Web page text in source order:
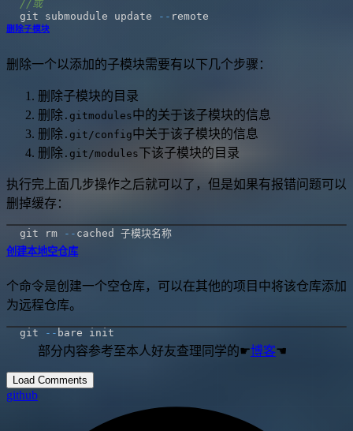
//或
git submoudule update
--
删除子模块
删除一个以添加的子模块需要有以下几个步骤：
删除子模块的目录
删除 .gitmodules中的关于该子模块的信息
删除 .git/config中关于该子模块的信息
删除 .git/modules下该子模块的目录
执行完上面几步操作之后就可以了，但是如果有报错问题可以
删掉缓存：
git rm --
创建本地空仓库
个命令是创建一个空仓库，可以在其他的项目中将该仓库添加
为远程仓库。
git --
部分内容参考至本人好友查理同学的☛博客☚
Load Comments
github